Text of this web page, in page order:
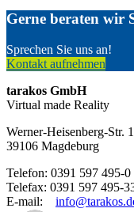
Gerne beraten wir
Sprechen Sie uns an!
Kontakt aufnehmen
tarakos GmbH
Virtual made Reality
Werner-Heisenberg-Str. 1
39106 Magdeburg
Telefon: 0391 597 495-0
Telefax: 0391 597 495-
E-mail: